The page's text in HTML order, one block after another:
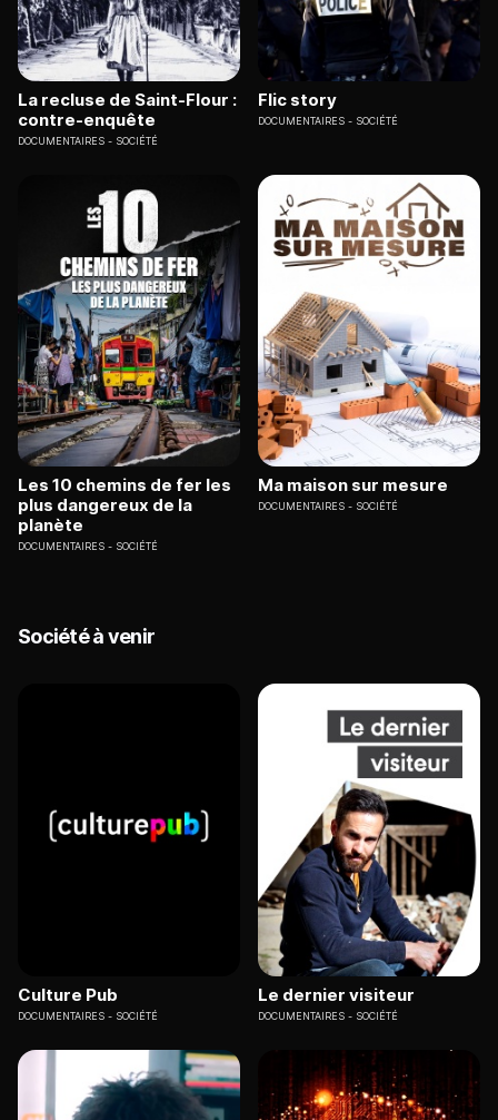
La recluse de Saint-Flour :
contre-enquête
DOCUMENTAIRES SOCIÉTÉ
Flic story
DOCUMENTAIRES SOCIÉTÉ
Les 10 chemins de fer les
plus dangereux de la
planète
DOCUMENTAIRES SOCIÉTÉ
Ma maison sur mesure
DOCUMENTAIRES SOCIÉTÉ
Société à venir
Culture Pub
DOCUMENTAIRES SOCIÉTÉ
Le dernier visiteur
DOCUMENTAIRES SOCIÉTÉ